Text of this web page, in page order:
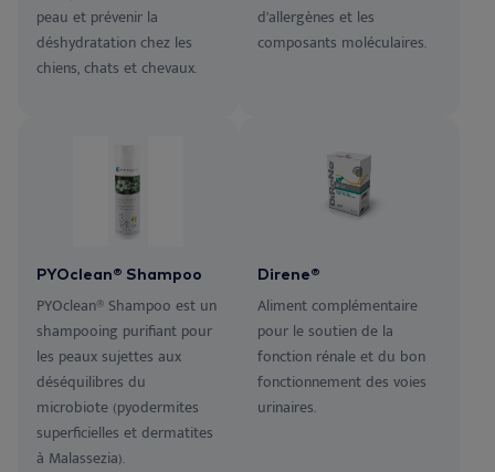
peau et prévenir la
déshydratation chez les
chiens, chats et chevaux.
d’allergènes et les
composants moléculaires.
PYOclean® Shampoo
PYOclean® Shampoo est un
shampooing purifiant pour
les peaux sujettes aux
déséquilibres du
microbiote (pyodermites
superficielles et dermatites
à Malassezia).
Direne®
Aliment complémentaire
pour le soutien de la
fonction rénale et du bon
fonctionnement des voies
urinaires.